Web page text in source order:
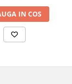
IN COS